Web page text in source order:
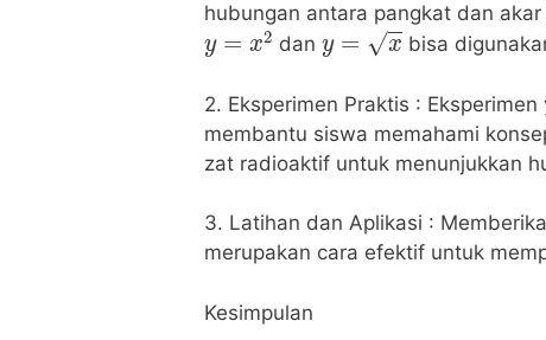
hubungan antara pangkat dan
y=x2
dan
y=x
bisa
2. Eksperimen Praktis :
membantu siswa memahami
zat radioaktif untuk menunjukkan
3. Latihan dan Aplikasi :
merupakan cara efektif untuk
Kesimpulan